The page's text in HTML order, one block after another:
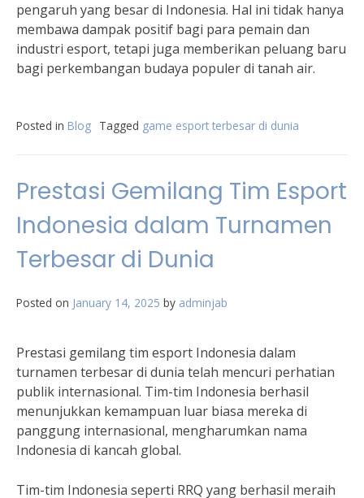
pengaruh yang besar di Indonesia. Hal ini tidak hanya
membawa dampak positif bagi para pemain dan
industri esport, tetapi juga memberikan peluang baru
bagi perkembangan budaya populer di tanah air.
Posted in Blog Tagged game esport terbesar di dunia
Prestasi Gemilang Tim Esport
Indonesia dalam Turnamen
Terbesar di Dunia
Posted on January 14, 2025 by adminjab
Prestasi gemilang tim esport Indonesia dalam
turnamen terbesar di dunia telah mencuri perhatian
publik internasional. Tim-tim Indonesia berhasil
menunjukkan kemampuan luar biasa mereka di
panggung internasional, mengharumkan nama
Indonesia di kancah global.
Tim-tim Indonesia seperti RRQ yang berhasil meraih